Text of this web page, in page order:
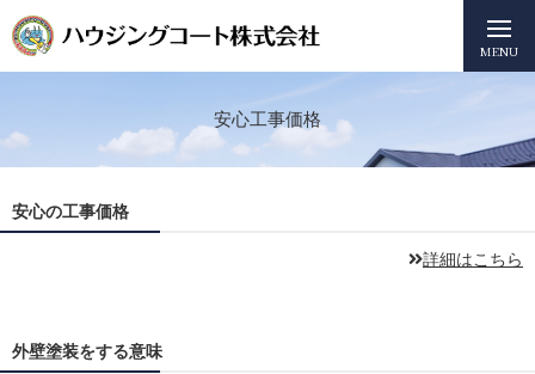
MENU
安心工事価格
安心の工事価格
詳細はこちら
外壁塗装をする意味